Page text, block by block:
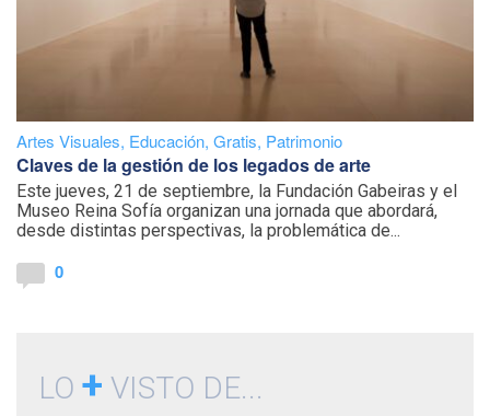
Artes Visuales, Educación, Gratis, Patrimonio
Claves de la gestión de los legados de arte
Este jueves, 21 de septiembre, la Fundación Gabeiras y el
Museo Reina Sofía organizan una jornada que abordará,
desde distintas perspectivas, la problemática de...
0
LO + VISTO DE...